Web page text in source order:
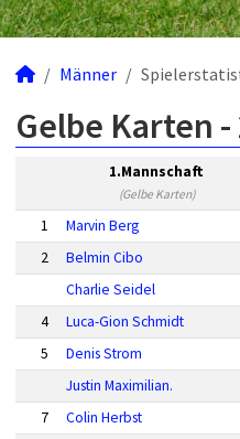
Männer
Gelbe Karten -
1.Mannschaft
(Gelbe Karten)
1 Marvin Berg
2
Belmin Cibo
Charlie Seidel
4
Luca-Gion Schmidt
5
Denis Strom
Justin Maximilian.
7
Colin Herbst